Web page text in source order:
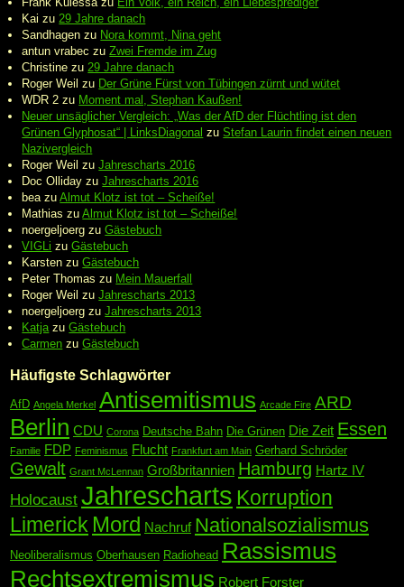
Kai zu 29 Jahre danach
Sandhagen zu Nora kommt, Nina geht
antun vrabec zuZwei Fremde im Zug
Christine zu 29 Jahre danach
Roger Weil zu Der Grüne Fürst von Tübingen zürnt und wütet
WDR 2 zu Moment mal, Stephan Kaußen!
Neuer unsäglicher Vergleich: „Was der AfD der Flüchtling ist den
Grünen Glyphosat“ | LinksDiagonal zuStefan Laurin findet einen neuen
Nazivergleich
Roger Weil zuJahrescharts 2016
Doc Olliday zuJahrescharts 2016
bea zuAlmut Klotz ist tot – Scheiße!
Mathias zuAlmut Klotz ist tot – Scheiße!
noergeljoerg zuGästebuch
VIGLi zuGästebuch
Karsten zuGästebuch
Peter Thomas zu Mein Mauerfall
Roger Weil zuJahrescharts 2013
noergeljoerg zuJahrescharts 2013
Katja zuGästebuch
Carmen zuGästebuch
Häufigste Schlagwörter
AfD Angela Merkel Antisemitismus Arcade Fire ARD
Berlin CDU Corona Deutsche Bahn Die Grünen Die Zeit Essen
Familie FDP Feminismus Flucht Frankfurt am Main Gerhard Schröder
Gewalt Grant McLennan Großbritannien Hamburg Hartz IV
Holocaust Jahrescharts Korruption
Limerick Mord Nachruf Nationalsozialismus
Neoliberalismus Oberhausen Radiohead Rassismus
Rechtsextremismus Robert Forster